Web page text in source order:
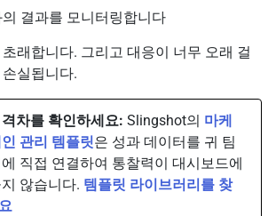
결과를 모니터링합니다
래합니다. 그리고 대응이 너무 오래 걸
실됩니다.
차를 확인하세요: Slingshot의 마케
관리 템플릿은 성과 데이터를 귀 팀
직접 연결하여 통찰력이 대시보드에
않습니다. 템플릿 라이브러리를 찾